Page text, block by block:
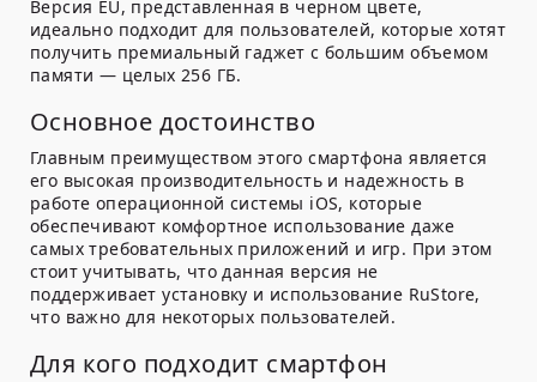
Версия EU, представленная в черном цвете,
идеально подходит для пользователей, которые хотят
получить премиальный гаджет с большим объемом
памяти — целых 256 ГБ.
Основное достоинство
Главным преимуществом этого смартфона является
его высокая производительность и надежность в
работе операционной системы iOS, которые
обеспечивают комфортное использование даже
самых требовательных приложений и игр. При этом
стоит учитывать, что данная версия не
поддерживает установку и использование RuStore,
что важно для некоторых пользователей.
Для кого подходит смартфон